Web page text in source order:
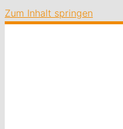
Zum Inhalt springen